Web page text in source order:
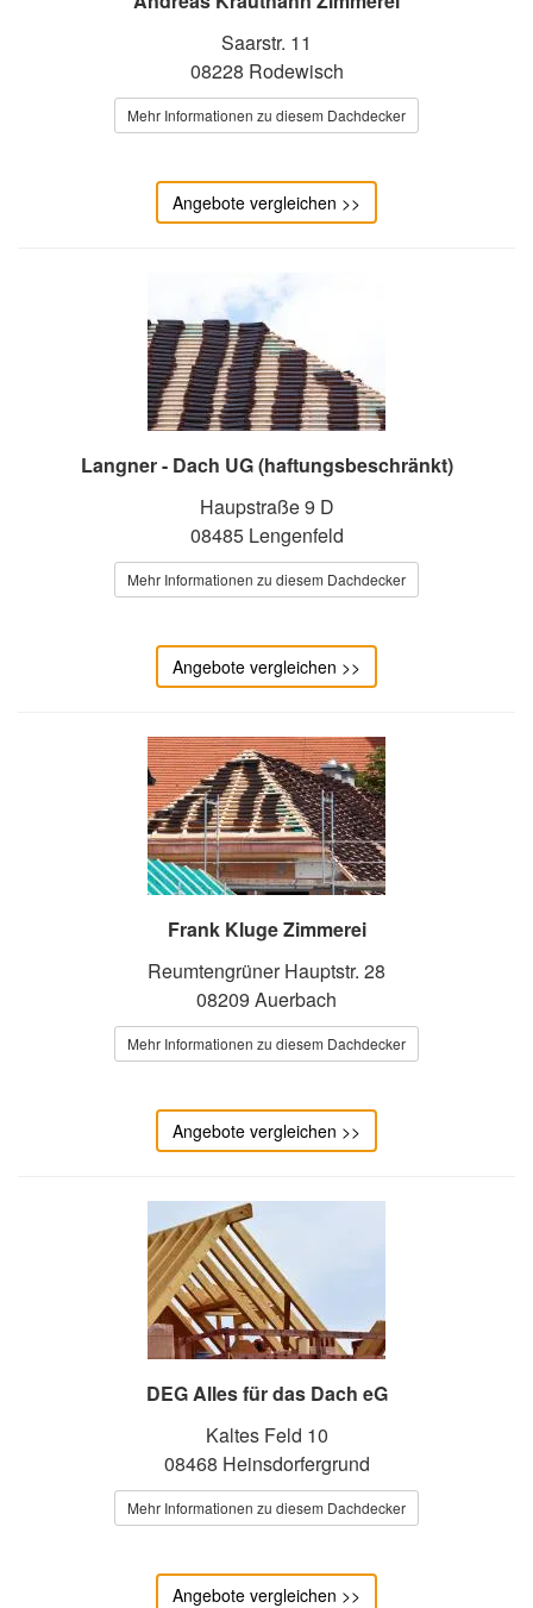
Saarstr. 11
08228 Rodewisch
Mehr Informationen zu diesem Dachdecker
Angebote vergleichen >>
Langner - Dach UG (haftungsbeschränkt)
Haupstraße 9 D
08485 Lengenfeld
Mehr Informationen zu diesem Dachdecker
Angebote vergleichen >>
Frank Kluge Zimmerei
Reumtengrüner Hauptstr. 28
08209 Auerbach
Mehr Informationen zu diesem Dachdecker
Angebote vergleichen >>
DEG Alles für das Dach eG
Kaltes Feld 10
08468 Heinsdorfergrund
Mehr Informationen zu diesem Dachdecker
Angebote vergleichen >>